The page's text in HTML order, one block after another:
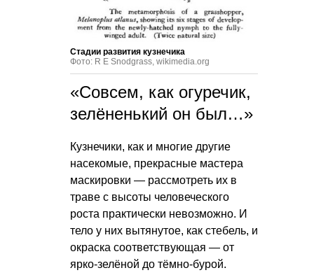
Стадии развития кузнечика
Фото: R E Snodgrass, wikimedia.org
«Совсем, как огуречик,
зелёненький он был…»
Кузнечики, как и многие другие
насекомые, прекрасные мастера
маскировки — рассмотреть их в
траве с высоты человеческого
роста практически невозможно. И
тело у них вытянутое, как стебель, и
окраска соответствующая — от
ярко-зелёной до тёмно-бурой.